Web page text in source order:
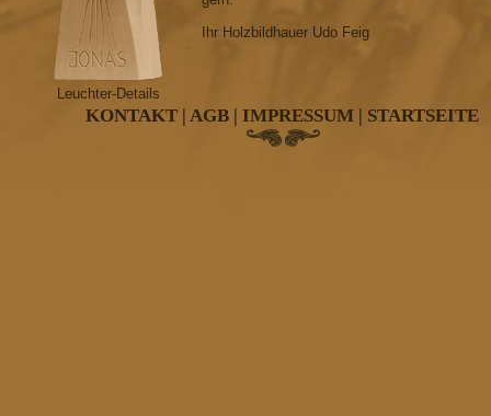
Leuchter-Details
Ihr Holzbildhauer Udo Feig
KONTAKT | AGB | IMPRESSUM | STARTSEITE